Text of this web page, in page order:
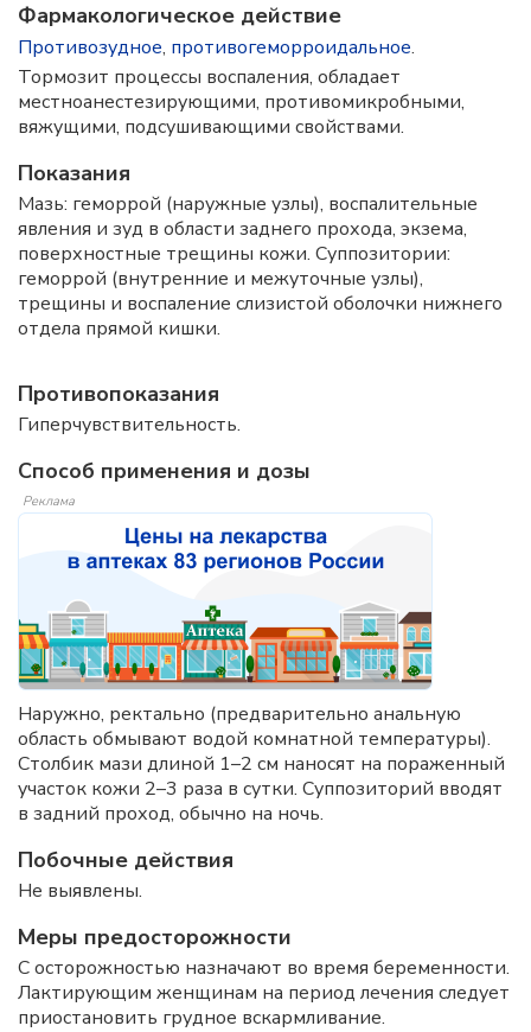
Фармакологическое действие
Противозудное, противогеморроидальное.
Тормозит процессы воспаления, обладает
местноанестезирующими, противомикробными,
вяжущими, подсушивающими свойствами.
Показания
Мазь: геморрой (наружные узлы), воспалительные
явления и зуд в области заднего прохода, экзема,
поверхностные трещины кожи. Суппозитории:
геморрой (внутренние и межуточные узлы),
трещины и воспаление слизистой оболочки нижнего
отдела прямой кишки.
Противопоказания
Гиперчувствительность.
Способ применения и дозы
Реклама
Наружно, ректально (предварительно анальную
область обмывают водой комнатной температуры).
Столбик мази длиной 1–2 см наносят на пораженный
участок кожи 2–3 раза в сутки. Суппозиторий вводят
в задний проход, обычно на ночь.
Побочные действия
Не выявлены.
Меры предосторожности
С осторожностью назначают во время беременности.
Лактирующим женщинам на период лечения следует
приостановить грудное вскармливание.